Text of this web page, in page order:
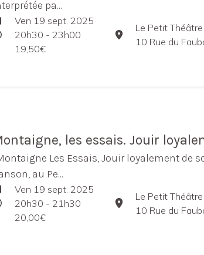
pa...
Ven 19 sept. 2025
20h30 - 23h00
19,50€
Le Petit Théâtre
10 Rue du
les essais. Jouir
Les Essais, Jouir loyalement de
au Pe...
Ven 19 sept. 2025
20h30 - 21h30
20,00€
Le Petit Théâtre
10 Rue du